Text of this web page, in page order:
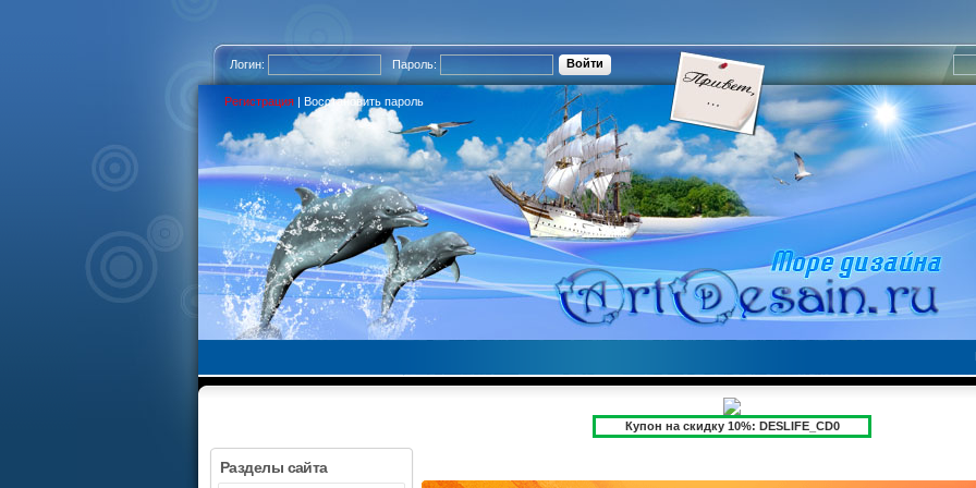
Логин: Пароль:
Регистрация | Восстановить пароль
Купон на скидку 10%: DESLIFE_CD0
Разделы сайта